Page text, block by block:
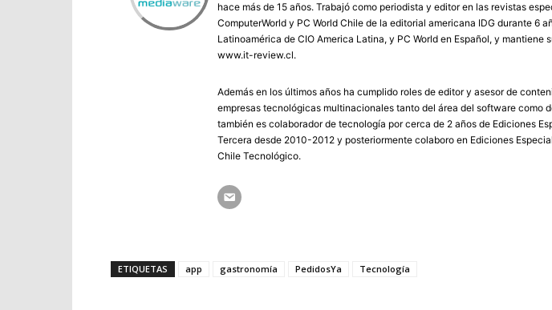
hace más de 15 años. Trabajó como periodista y editor en las revistas
ComputerWorld y PC World Chile de la editorial americana IDG durante 6
Latinoamérica de CIO America Latina, y PC World en Español, y mantiene
www.it-review.cl.
Además en los últimos años ha cumplido roles de editor y asesor de
empresas tecnológicas multinacionales tanto del área del software como
también es colaborador de tecnología por cerca de 2 años de Ediciones
Tercera desde 2010-2012 y posteriormente colaboro en Ediciones
Chile Tecnológico.
ETIQUETAS app gastronomía PedidosYa Tecnología